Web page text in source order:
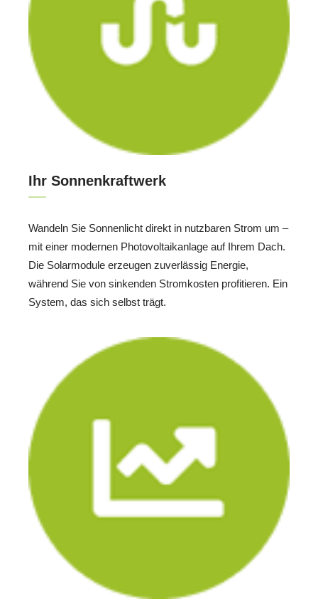
Ihr Sonnenkraftwerk
Wandeln Sie Sonnenlicht direkt in nutzbaren Strom um –
mit einer modernen Photovoltaikanlage auf Ihrem Dach.
Die Solarmodule erzeugen zuverlässig Energie,
während Sie von sinkenden Stromkosten profitieren. Ein
System, das sich selbst trägt.